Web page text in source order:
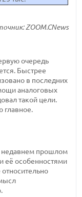
ZOOM.CNews
очередь
Быстрее
в последних
аналоговых
такой цели.
главное.
недавнем прошлом
её особенностями